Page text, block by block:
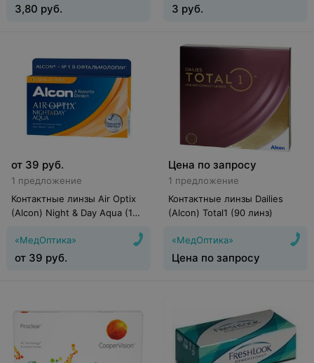
3,80 руб. 3 руб.
от 39 руб.
1 предложение
Контактные линзы Air Optix
(Alcon) Night & Day Aqua (1
«МедОптика»
от 39 руб.
Цена по запросу
1 предложение
Контактные линзы Dailies
(Alcon) Total1 (90 линз)
«МедОптика»
Цена по запросу